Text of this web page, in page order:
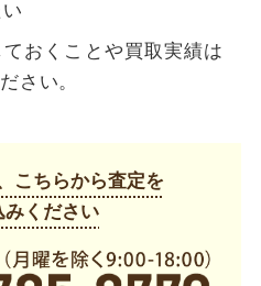
おくことや買取実績は
さい。
こちらから査定を
みください